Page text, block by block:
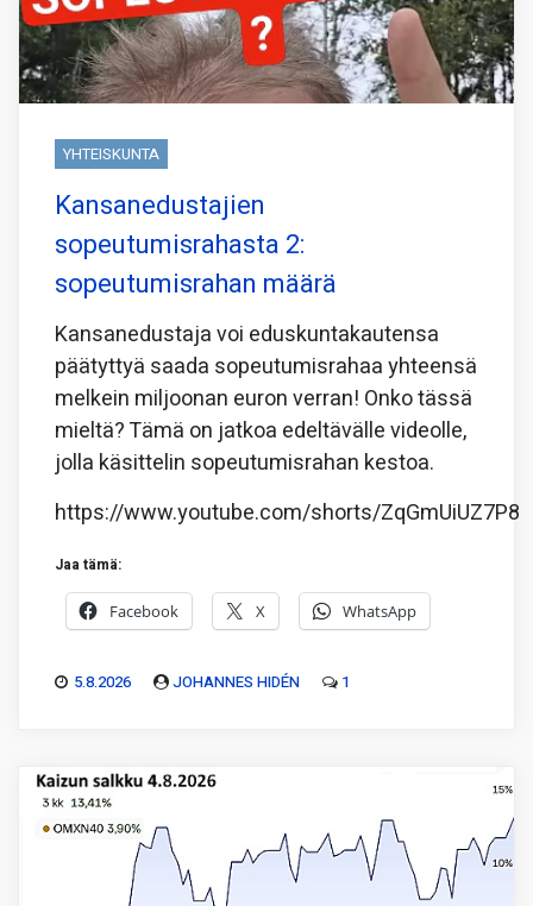
YHTEISKUNTA
Kansanedustajien
sopeutumisrahasta 2:
sopeutumisrahan määrä
Kansanedustaja voi eduskuntakautensa
päätyttyä saada sopeutumisrahaa yhteensä
melkein miljoonan euron verran! Onko tässä
mieltä? Tämä on jatkoa edeltävälle videolle,
jolla käsittelin sopeutumisrahan kestoa.
https://www.youtube.com/shorts/ZqGmUiUZ7P8
Jaa tämä:
Facebook X WhatsApp
5.8.2026 JOHANNES HIDÉN 1